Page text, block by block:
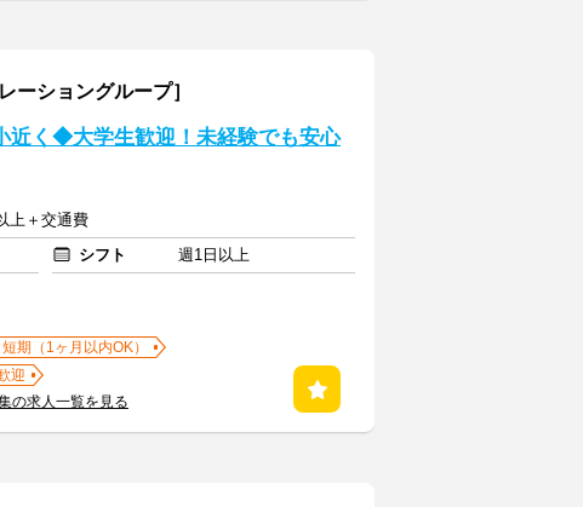
ショングループ］
近く◆大学生歓迎！未経験でも安心
上＋交通費
シフト
週1日以上
短期（1ヶ月以内OK）
迎
の求人一覧を見る